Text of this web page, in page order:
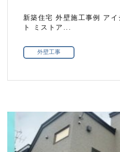
新築住宅 外壁施工事例 アイ
ト ミストア...
外壁工事